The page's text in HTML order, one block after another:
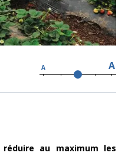
A A
réduire au maximum les